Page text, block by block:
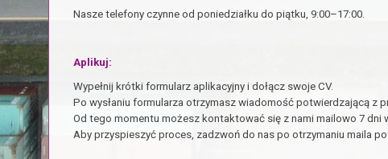
Nasze telefony czynne od poniedziałku do piątku, 9:00–17:00.
Aplikuj:
Wypełnij krótki formularz aplikacyjny i dołącz swoje CV.
Po wysłaniu formularza otrzymasz wiadomość potwierdzającą z
Od tego momentu możesz kontaktować się z nami mailowo 7 dni
Aby przyspieszyć proces, zadzwoń do nas po otrzymaniu maila